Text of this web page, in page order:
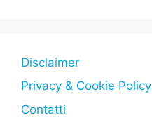
k
Disclaimer
Privacy & Cookie Policy
Contatti